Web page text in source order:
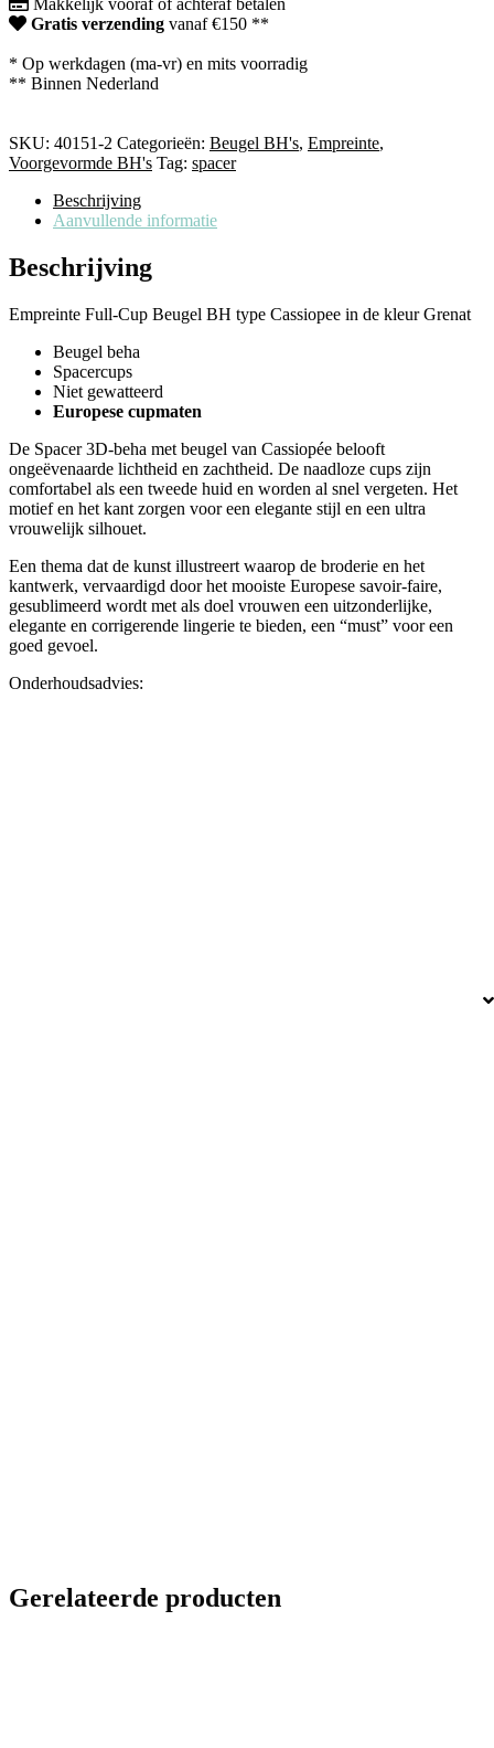
Gratis verzending vanaf €150 **
* Op werkdagen (ma-vr) en mits voorradig
** Binnen Nederland
SKU: 40151-2 Categorieën: Beugel BH's, Empreinte,
Voorgevormde BH's Tag: spacer
Beschrijving
Aanvullende informatie
Beschrijving
Empreinte Full-Cup Beugel BH type Cassiopee in de kleur Grenat
Beugel beha
Spacercups
Niet gewatteerd
Europese cupmaten
De Spacer 3D-beha met beugel van Cassiopée belooft
ongeëvenaarde lichtheid en zachtheid. De naadloze cups zijn
comfortabel als een tweede huid en worden al snel vergeten. Het
motief en het kant zorgen voor een elegante stijl en een ultra
vrouwelijk silhouet.
Een thema dat de kunst illustreert waarop de broderie en het
kantwerk, vervaardigd door het mooiste Europese savoir-faire,
gesublimeerd wordt met als doel vrouwen een uitzonderlijke,
elegante en corrigerende lingerie te bieden, een “must” voor een
goed gevoel.
Onderhoudsadvies:
Gerelateerde producten